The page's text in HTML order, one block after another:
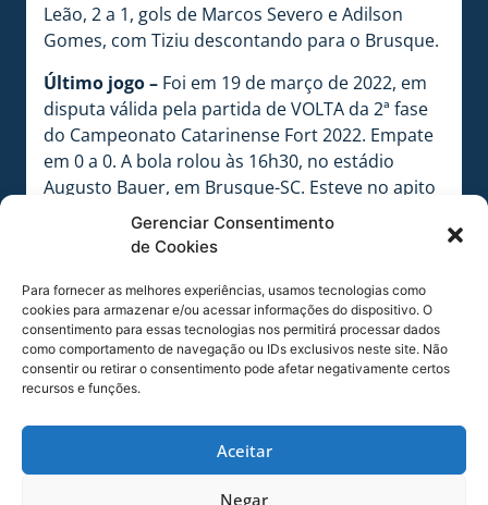
Gerenciar Consentimento
de Cookies
Para fornecer as melhores experiências, usamos tecnologias como
cookies para armazenar e/ou acessar informações do dispositivo. O
consentimento para essas tecnologias nos permitirá processar dados
como comportamento de navegação ou IDs exclusivos neste site. Não
consentir ou retirar o consentimento pode afetar negativamente certos
recursos e funções.
Aceitar
Negar
Leão, 2 a 1, gols de Marcos Severo e Adilson
Gomes, com Tiziu descontando para o Brusque.
Último jogo – Foi em 19 de março de 2022, em
disputa válida pela partida de VOLTA da 2ª fase
do Campeonato Catarinense Fort 2022. Empate
em 0 a 0. A bola rolou às 16h30, no estádio
Augusto Bauer, em Brusque-SC. Esteve no apito
o árbitro Héber Roberto Lopes, auxiliado por
Éder Alexandre e por Bruno Muller. Quarto
Osni José Contesini. Delegado especial Vayran
da Silva Rosa.
Próximo jogo –Será em 11 de fevereiro de 2023,
em disputa válida pela 7ª rodada do
Aderbal Ramos da Silva (Ressacada), em
Florianópolis. Estará no apito o árbitro Gustavo